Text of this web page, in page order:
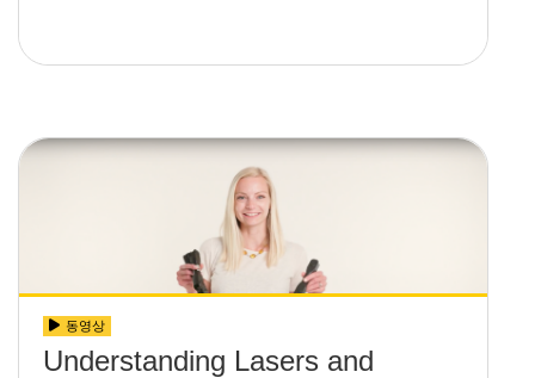
동영상
Understanding Lasers and